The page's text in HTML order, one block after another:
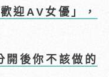
迎AV女優」，
開後你不該做的